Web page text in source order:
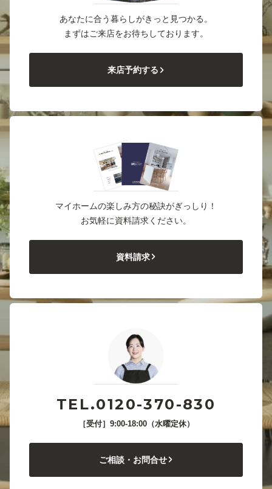
あなたに合う暮らしがきっと見つかる。
まずはご来店をお待ちしております。
来店予約する
マイホームの楽しみ方の秘訣がぎっしり！
お気軽に資料請求ください。
資料請求
TEL.0120-370-830
［受付］9:00-18:00（水曜定休）
ご相談・お問合せ